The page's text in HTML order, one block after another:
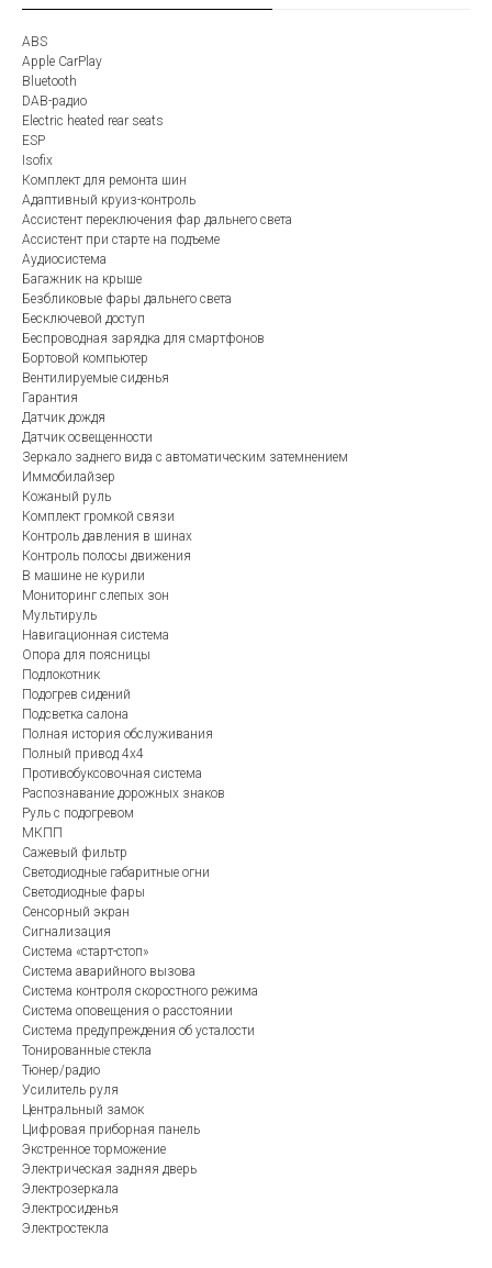
ABS
Apple CarPlay
Bluetooth
DAB-радио
Electric heated rear seats
ESP
Isofix
Комплект для ремонта шин
Адаптивный круиз-контроль
Ассистент переключения фар дальнего света
Ассистент при старте на подъеме
Аудиосистема
Багажник на крыше
Безбликовые фары дальнего света
Бесключевой доступ
Беспроводная зарядка для смартфонов
Бортовой компьютер
Вентилируемые сиденья
Гарантия
Датчик дождя
Датчик освещенности
Зеркало заднего вида с автоматическим затемнением
Иммобилайзер
Кожаный руль
Комплект громкой связи
Контроль давления в шинах
Контроль полосы движения
В машине не курили
Мониторинг слепых зон
Мультируль
Навигационная система
Опора для поясницы
Подлокотник
Подогрев сидений
Подсветка салона
Полная история обслуживания
Полный привод 4х4
Противобуксовочная система
Распознавание дорожных знаков
Руль с подогревом
МКПП
Сажевый фильтр
Светодиодные габаритные огни
Светодиодные фары
Сенсорный экран
Сигнализация
Система «старт-стоп»
Система аварийного вызова
Система контроля скоростного режима
Система оповещения о расстоянии
Система предупреждения об усталости
Тонированные стекла
Тюнер/радио
Усилитель руля
Центральный замок
Цифровая приборная панель
Экстренное торможение
Электрическая задняя дверь
Электрозеркала
Электросиденья
Электростекла